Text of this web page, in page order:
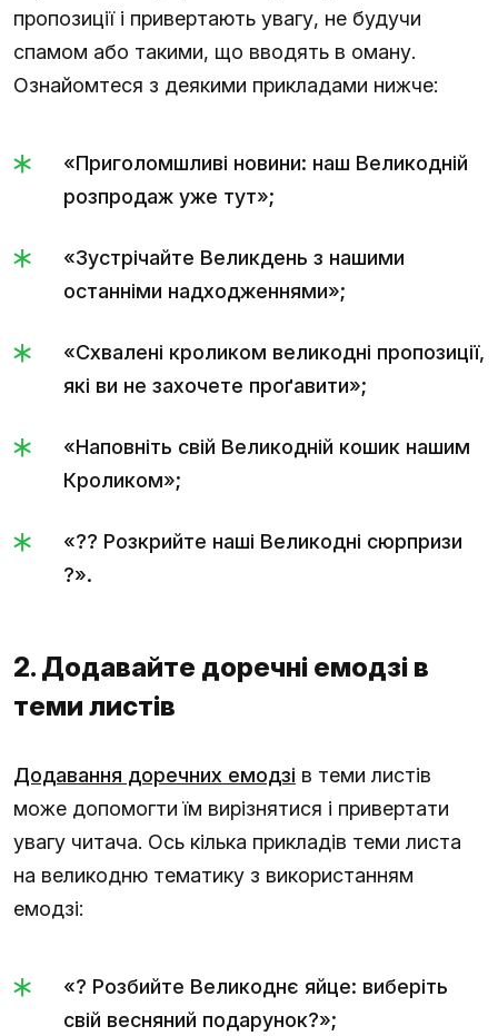
пропозиції і привертають увагу, не будучи
спамом або такими, що вводять в оману.
Ознайомтеся з деякими прикладами нижче:
«Приголомшливі новини: наш Великодній
розпродаж уже тут»;
«Зустрічайте Великдень з нашими
останніми надходженнями»;
«Схвалені кроликом великодні пропозиції,
які ви не захочете проґавити»;
«Наповніть свій Великодній кошик нашим
Кроликом»;
«?? Розкрийте наші Великодні сюрпризи
?».
2. Додавайте доречні емодзі в
теми листів
Додавання доречних емодзі в теми листів
може допомогти їм вирізнятися і привертати
увагу читача. Ось кілька прикладів теми листа
на великодню тематику з використанням
емодзі:
«? Розбийте Великоднє яйце: виберіть
свій весняний подарунок?»;